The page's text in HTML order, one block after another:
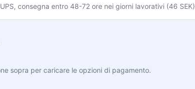
consegna entro 48-72 ore nei giorni lavorativi (46 SEK)
sopra per caricare le opzioni di pagamento.